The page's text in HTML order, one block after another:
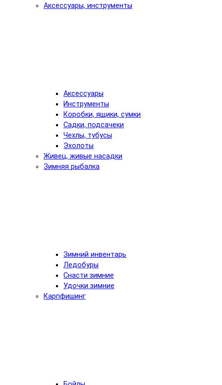
Аксессуары, инструменты
Аксессуары
Инструменты
Коробки, ящики, сумки
Садки, подсачеки
Чехлы, тубусы
Эхолоты
Живец, живые насадки
Зимняя рыбалка
Зимний инвентарь
Ледобуры
Снасти зимние
Удочки зимние
Карпфишинг